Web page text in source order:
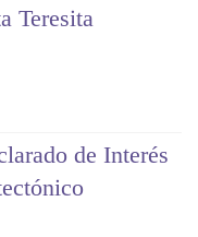
Teresita
de Interés